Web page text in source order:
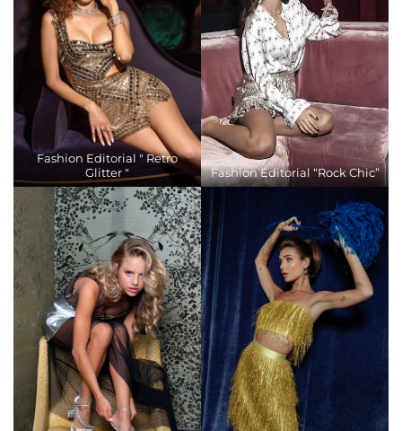
Fashion Editorial " Retro
Glitter "
Fashion Editorial “Rock Chic”